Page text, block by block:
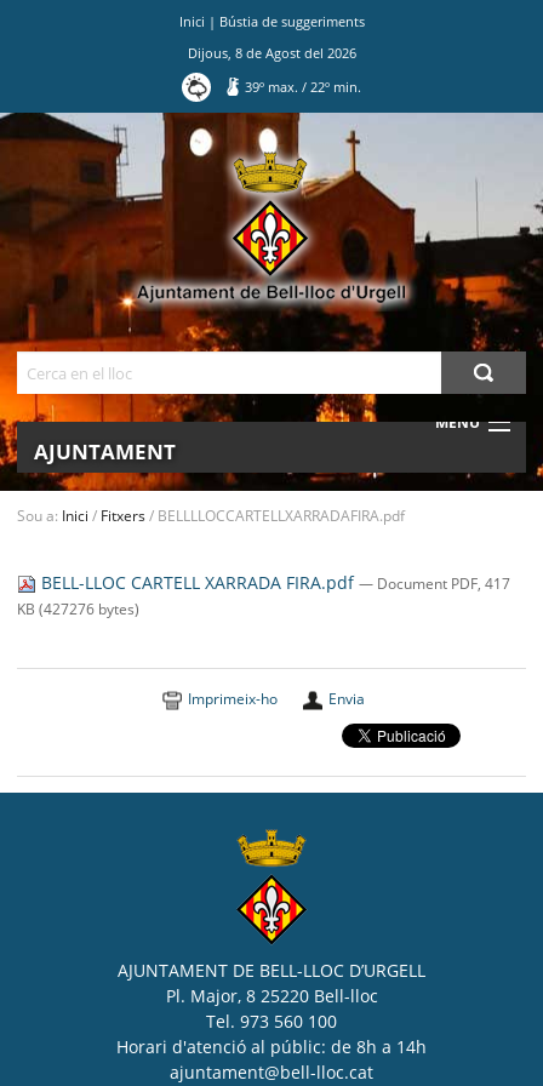
Inici | Bústia de suggeriments
Dijous, 8de Agostdel 2026
39º max./ 22º min.
MENU
AJUNTAMENT
BELL-LLOC SOLUCIONA
Sou a: Inici / Fitxers/ BELLLLOCCARTELLXARRADAFIRA.pdf
BELL-LLOC CARTELL XARRADA FIRA.pdf— Document PDF, 417
KB (427276 bytes)
Imprimeix-ho Envia
AJUNTAMENT DE BELL-LLOC D’URGELL
Pl. Major, 8 25220 Bell-lloc
Tel. 973 560 100
Horari d'atenció al públic: de 8h a 14h
ajuntament@bell-lloc.cat